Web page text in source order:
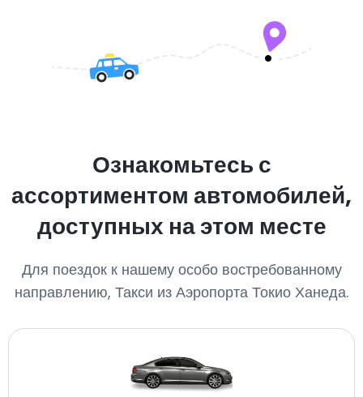
Ознакомьтесь с
ассортиментом автомобилей,
доступных на этом месте
Для поездок к нашему особо востребованному
направлению, Такси из Аэропорта Токио Ханеда.